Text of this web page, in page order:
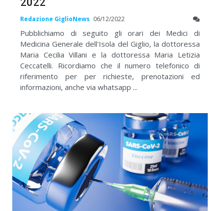
Redazione GiglioNews 06/12/2022
Pubblichiamo di seguito gli orari dei Medici di
Medicina Generale dell'Isola del Giglio, la dottoressa
Maria Cecilia Villani e la dottoressa Maria Letizia
Ceccatelli. Ricordiamo che il numero telefonico di
riferimento per per richieste, prenotazioni ed
informazioni, anche via whatsapp ...